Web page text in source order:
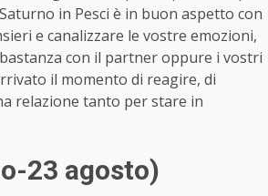
in Pesci è in buon aspetto con
e canalizzare le vostre emozioni,
con il partner oppure i vostri
il momento di reagire, di
relazione tanto per stare in
23 agosto)